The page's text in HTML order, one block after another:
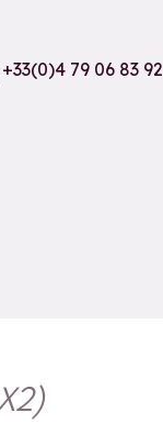
+33(0)4 79 06 83 92
)